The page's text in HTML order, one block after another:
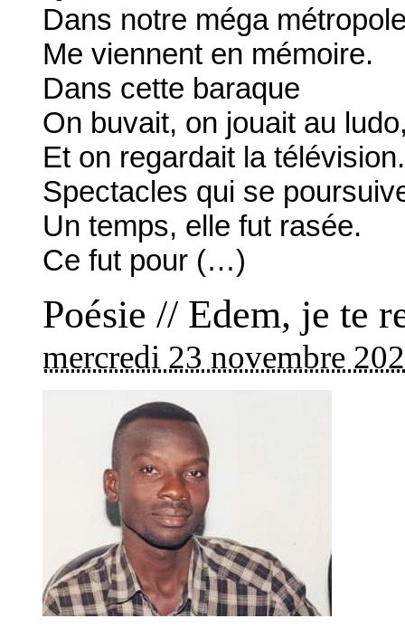
Dans notre méga
Me viennent en mémoire.
Dans cette baraque
On buvait, on jouait au
Et on regardait la télévision.
Spectacles qui se
Un temps, elle fut rasée.
Ce fut pour (…)
Poésie // Edem, je te
mercredi 23 novembre